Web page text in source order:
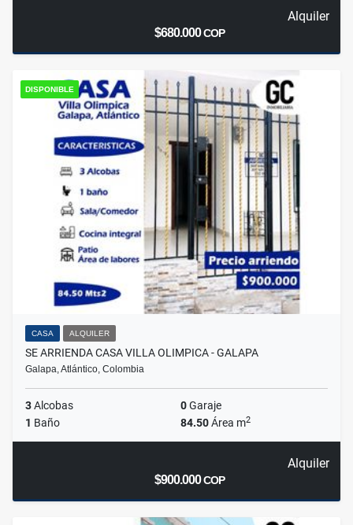
Alquiler
$680.000COP
DISPONIBLE
CASA ALQUILER
SE ARRIENDA CASA VILLA OLIMPICA - GALAPA
Galapa, Atlántico, Colombia
3Alcobas 0Garaje
1 Baño 84.50Área m2
Alquiler
$900.000COP